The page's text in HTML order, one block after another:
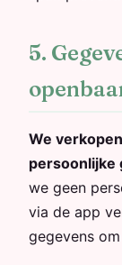
5.
We
persoonlijke
we geen
via de app
gegevens